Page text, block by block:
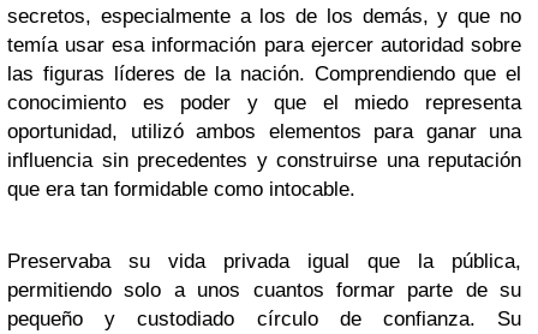
secretos, especialmente a los de los demás, y que no
temía usar esa información para ejercer autoridad sobre
las figuras líderes de la nación. Comprendiendo que el
conocimiento es poder y que el miedo representa
oportunidad, utilizó ambos elementos para ganar una
influencia sin precedentes y construirse una reputación
que era tan formidable como intocable.
Preservaba su vida privada igual que la pública,
permitiendo solo a unos cuantos formar parte de su
pequeño y custodiado círculo de confianza. Su